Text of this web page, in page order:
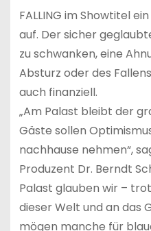
FALLING im Showtitel
auf. Der sicher
zu schwanken, eine
Absturz oder des
auch finanziell.
„Am Palast bleibt der
Gäste sollen
nachhause nehmen“,
Produzent Dr. Berndt
Palast glauben wir –
dieser Welt und an das
mögen manche für